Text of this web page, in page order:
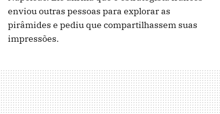
enviou outras pessoas para explorar as
pirâmides e pediu que compartilhassem suas
impressões.